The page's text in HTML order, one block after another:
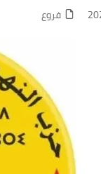
فروع